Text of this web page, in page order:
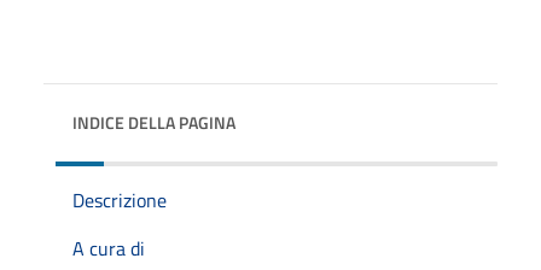
INDICE DELLA PAGINA
Descrizione
A cura di